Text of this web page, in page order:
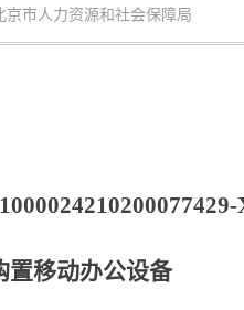
市人力资源和社会保障局
置移动办公设备